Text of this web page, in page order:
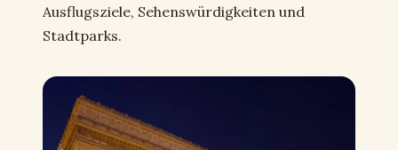
Ausflugsziele, Sehenswürdigkeiten und
Stadtparks.